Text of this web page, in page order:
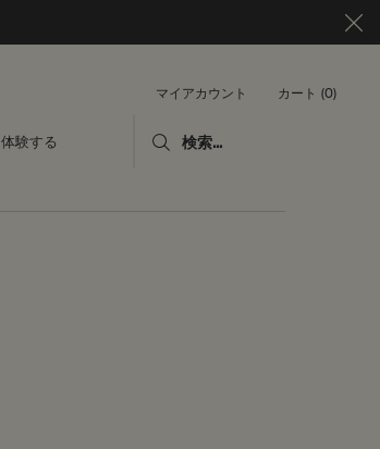
マイアカウント カート 0
0 カート内の製品
体験する 検索...